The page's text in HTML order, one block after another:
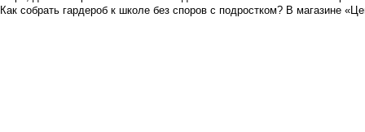
Как собрать гардероб к школе без споров с подростком? В магазине